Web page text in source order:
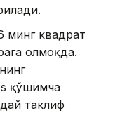
минг квадрат
олмоқда.
қўшимча
таклиф